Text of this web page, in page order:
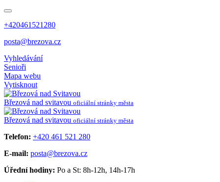
+420461521280
posta@brezova.cz
Vyhledávání
Senioři
Mapa webu
Vytisknout
Březová nad svitavou oficiální stránky města
Březová nad svitavou oficiální stránky města
Telefon: +420 461 521 280
E-mail: posta@brezova.cz
Úřední hodiny: Po a St: 8h-12h, 14h-17h